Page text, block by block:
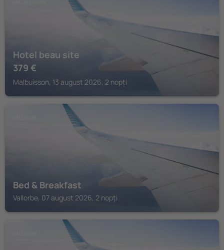
Hotel beau site
379 €
Malbuisson, 13 august 2026, 2 nopți
Bed & Breakfast
Vallorbe, 07 august 2026, 2 nopți